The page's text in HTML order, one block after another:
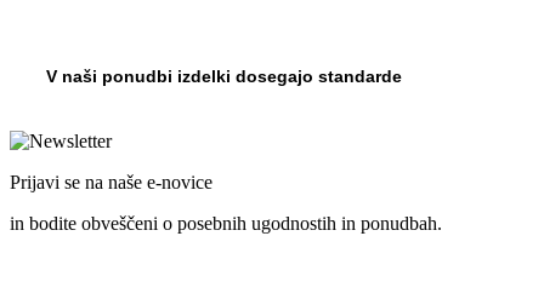
V naši ponudbi izdelki dosegajo standarde
Prijavi se na naše e-novice
in bodite obveščeni o posebnih ugodnostih in ponudbah.